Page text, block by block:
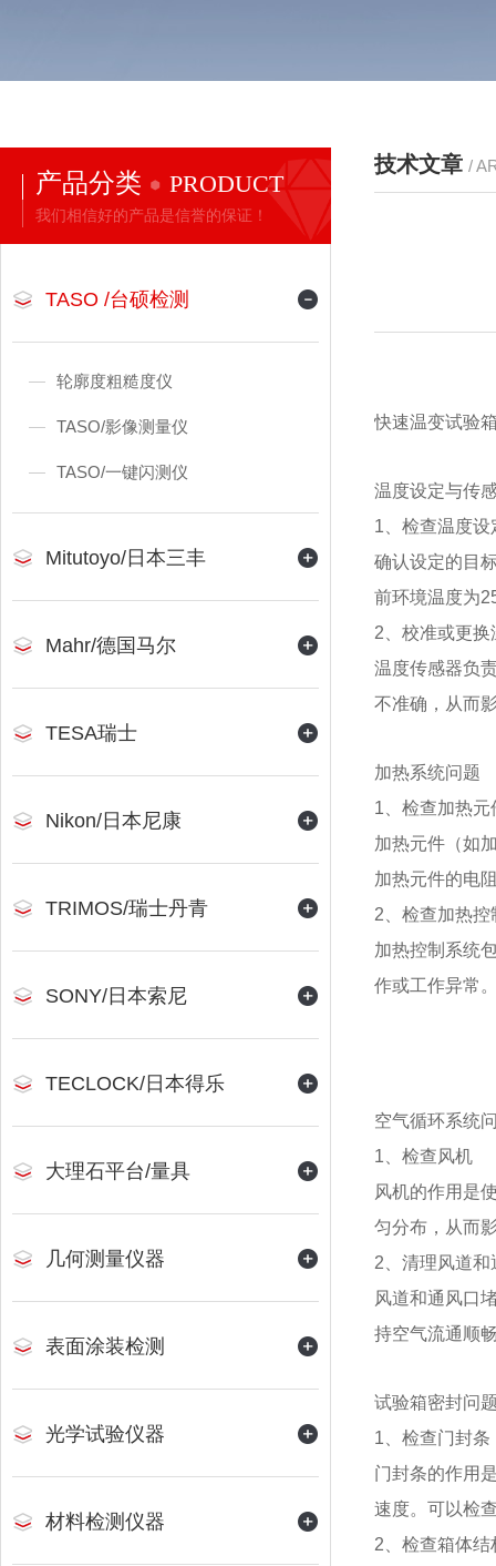
产品分类 PRODUCT
我们相信好的产品是信誉的保证！
TASO /台硕检测
轮廓度粗糙度仪
TASO/影像测量仪
TASO/一键闪测仪
Mitutoyo/日本三丰
Mahr/德国马尔
TESA瑞士
Nikon/日本尼康
TRIMOS/瑞士丹青
SONY/日本索尼
TECLOCK/日本得乐
大理石平台/量具
几何测量仪器
表面涂装检测
光学试验仪器
材料检测仪器
技术文章 /
快速温变试验
温度设定与传
1、检查温度设
确认设定的目
前环境温度为
2、校准或更换
温度传感器负
不准确，从而
加热系统问题
1、检查加热元
加热元件（如
加热元件的电
2、检查加热控
加热控制系统
作或工作异常
空气循环系统
1、检查风机
风机的作用是
匀分布，从而
2、清理风道和
风道和通风口
持空气流通顺
试验箱密封问
1、检查门封条
门封条的作用
速度。可以检
2、检查箱体结